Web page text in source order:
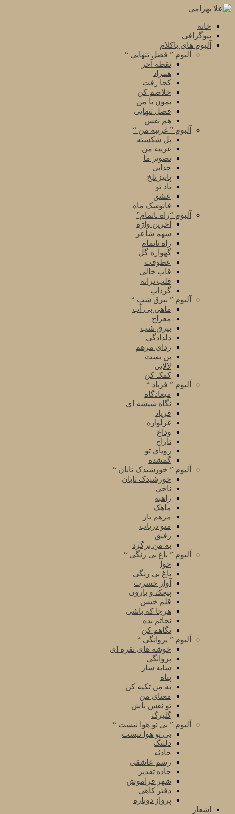
خانه
بیوگرافی
آلبوم های باکلام
آلبوم ” فصل تنهایی “
نقطه آخر
همزاد
کجا رفت
خلاصم کن
بمون با من
فصل تنهایی
هم نفس
آلبوم ” غریبه من “
پل شکسته
غریبه من
تصویر ما
جدایی
پاییز تلخ
یاد تو
عشق
فانوسک ماه
آلبوم “راه ناتمام”
آخرین واژه
سهم شاعر
راه ناتمام
گهواره گل
عطوفت
قاب خالی
قلب ترانه
گرداب
آلبوم ” بیرق شب “
ماهی بی آب
معراج
بیرق شب
دلدادگی
ردای مرهم
بن بست
لالایی
کمک کن
آلبوم ” فریاد “
میعادگاه
نگاه شیشه ای
فریاد
غزلواره
وداع
تاراج
رویای تو
گمشده
آلبوم ” خورشیدک تابان “
خورشیدک تابان
ناجی
راهبه
ماهک
مرهم یار
منو دریاب
رفیق
به من برگرد
آلبوم ” باغ بی رنگی “
حوا
باغ بی رنگی
آواز حسرت
پیچک و بارون
قلم خیس
هرجا که باشی
نجاتم بده
نگاهم کن
آلبوم ” پروانگی “
خوشه های نقره ای
پروانگی
سایه سار
پناه
به من تکیه کن
معنای من
تو نفس باش
گلبرگ
آلبوم ” بی تو هوا نیست “
بی تو هوا نیست
دلتنگ
حادثه
رسم عاشقی
جاده تقدیر
شهر فراموش
دفتر کاهی
پرواز دوباره
اشعار